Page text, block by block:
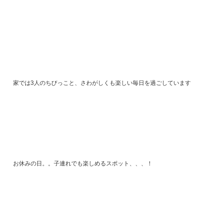
家では3人のちびっこと、さわがしくも楽しい毎日を過ごしています
お休みの日。。子連れでも楽しめるスポット、、、！